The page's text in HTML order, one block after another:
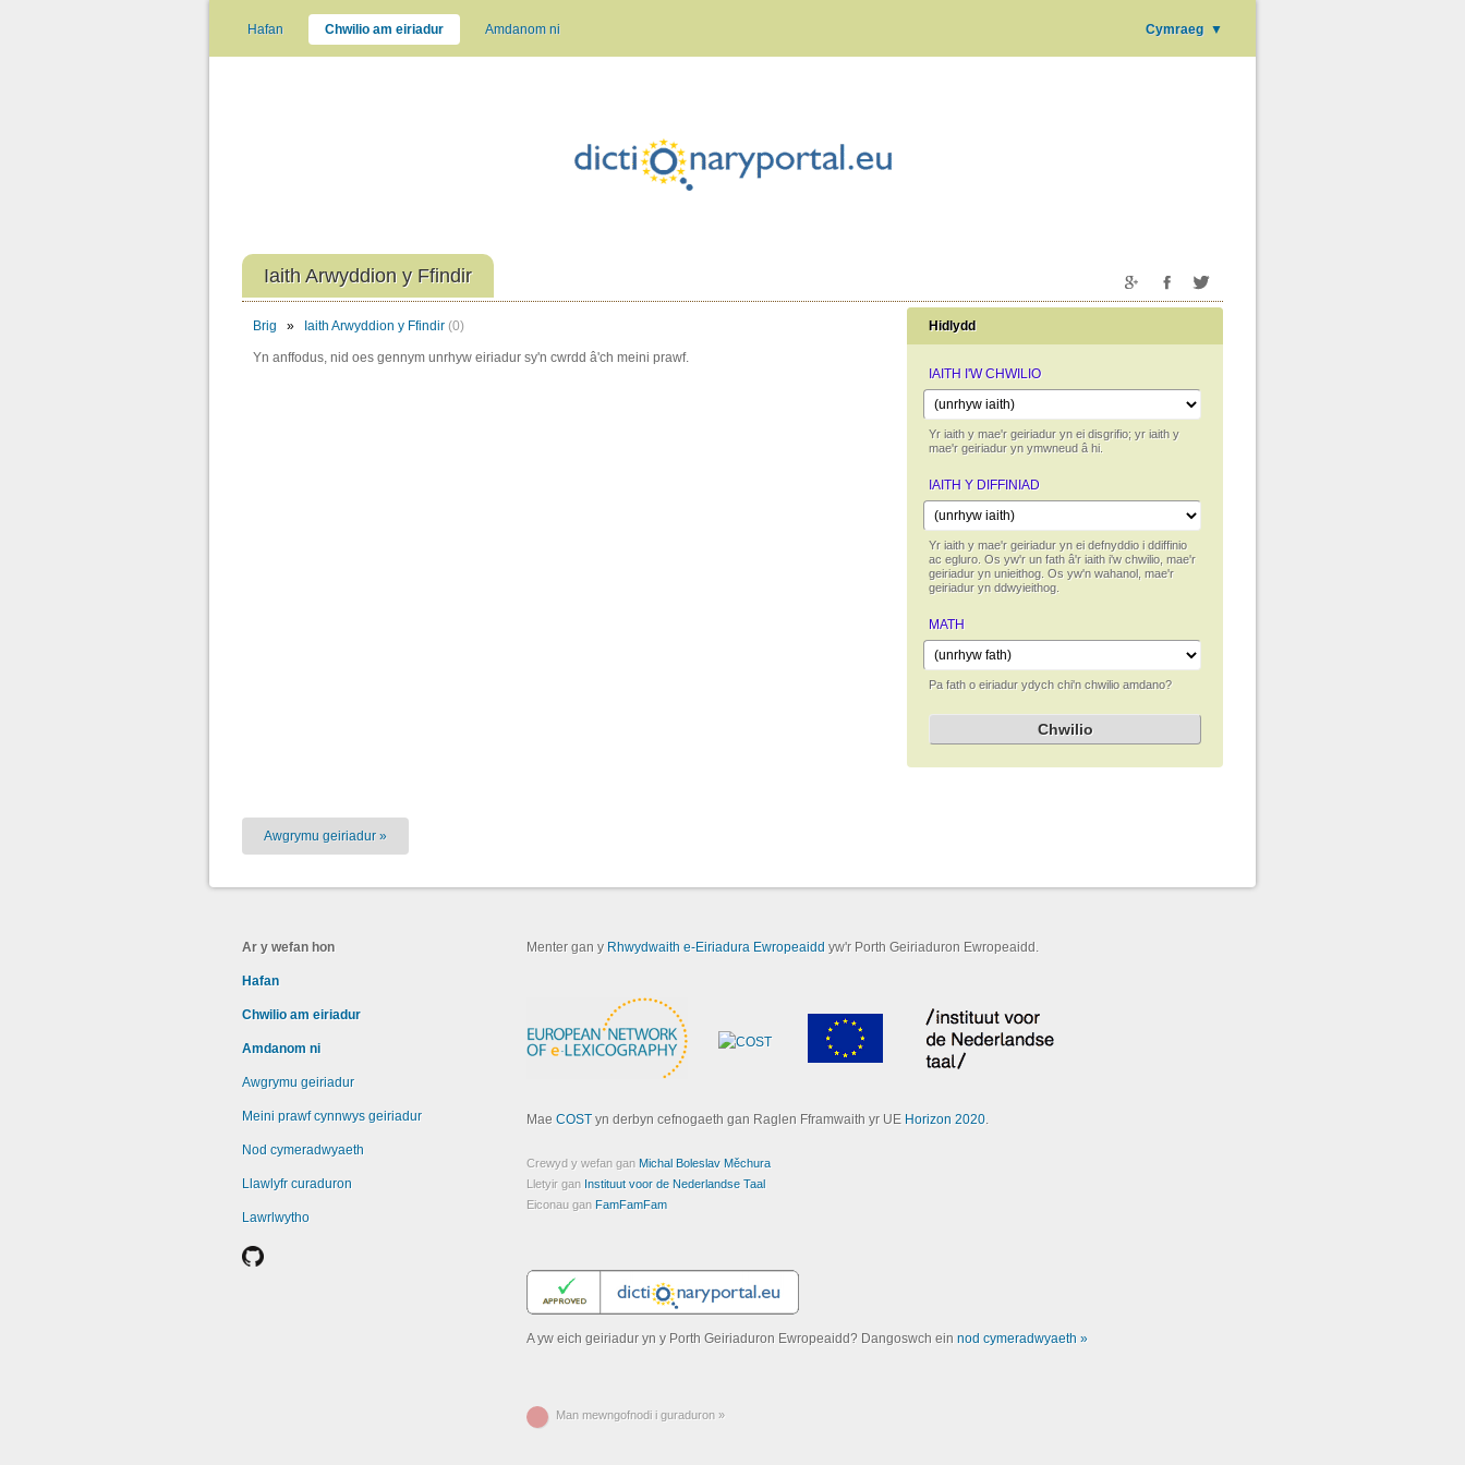
Hafan Chwilio am eiriadur Amdanom ni Cymraeg ▼
Iaith Arwyddion y Ffindir
Hidlydd
IAITH I'W CHWILIO
Yr iaith y mae'r geiriadur yn ei disgrifio; yr iaith y
mae'r geiriadur yn ymwneud â hi.
IAITH Y DIFFINIAD
Yr iaith y mae'r geiriadur yn ei defnyddio i ddiffinio
ac egluro. Os yw'r un fath â'r iaith i'w chwilio, mae'r
geiriadur yn unieithog. Os yw'n wahanol, mae'r
geiriadur yn ddwyieithog.
MATH
Pa fath o eiriadur ydych chi'n chwilio amdano?
Brig » Iaith Arwyddion y Ffindir (0)
Yn anffodus, nid oes gennym unrhyw eiriadur sy'n cwrdd â'ch meini prawf.
Awgrymu geiriadur »
Ar y wefan hon
Hafan
Chwilio am eiriadur
Amdanom ni
Awgrymu geiriadur
Meini prawf cynnwys geiriadur
Nod cymeradwyaeth
Llawlyfr curaduron
Lawrlwytho
Menter gan y Rhwydwaith e-Eiriadura Ewropeaidd yw'r Porth Geiriaduron Ewropeaidd.
Mae COSTyn derbyn cefnogaeth gan Raglen Fframwaith yr UE Horizon 2020.
Crewyd y wefan gan Michal Boleslav Měchura
Lletyir gan Instituut voor de Nederlandse Taal
Eiconau gan FamFamFam
A yw eich geiriadur yn y Porth Geiriaduron Ewropeaidd? Dangoswch ein nod cymeradwyaeth »
Man mewngofnodi i guraduron »